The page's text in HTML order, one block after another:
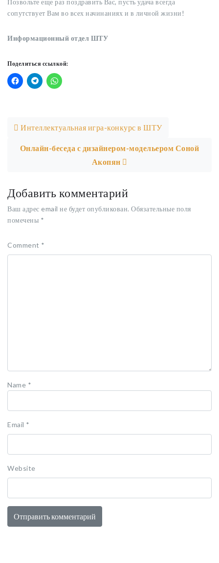
Позвольте еще раз поздравить Вас, пусть удача всегда
сопутствует Вам во всех начинаниях и в личной жизни!
Информационный отдел ШТУ
Поделиться ссылкой:
Интеллектуальная игра-конкурс в ШТУ
Онлайн-беседа с дизайнером-модельером Соной
Акопян
Добавить комментарий
Ваш адрес email не будет опубликован. Обязательные поля
помечены *
Comment *
Name *
Email *
Website